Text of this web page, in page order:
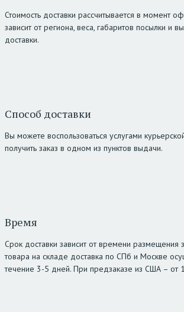
Стоимость доставки рассчитывается в момент
зависит от региона, веса, габаритов посылки и
доставки.
Способ доставки
Вы можете воспользоваться услугами
получить заказ в одном из пунктов выдачи.
Время
Срок доставки зависит от времени размещения
товара на складе доставка по СПб и Москве
течение 3-5 дней. При предзаказе из США – от